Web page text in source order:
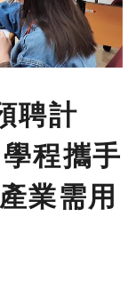
聘計
程攜手
業需用